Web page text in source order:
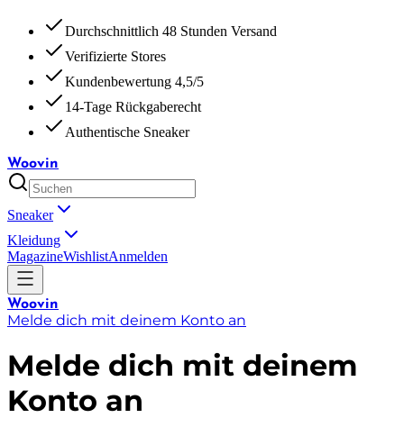
Durchschnittlich 48 Stunden Versand
Verifizierte Stores
Kundenbewertung 4,5/5
14-Tage Rückgaberecht
Authentische Sneaker
Woovin
Sneaker
Kleidung
MagazineWishlistAnmelden
Woovin
Melde dich mit deinem Konto an
Melde dich mit deinem
Konto an